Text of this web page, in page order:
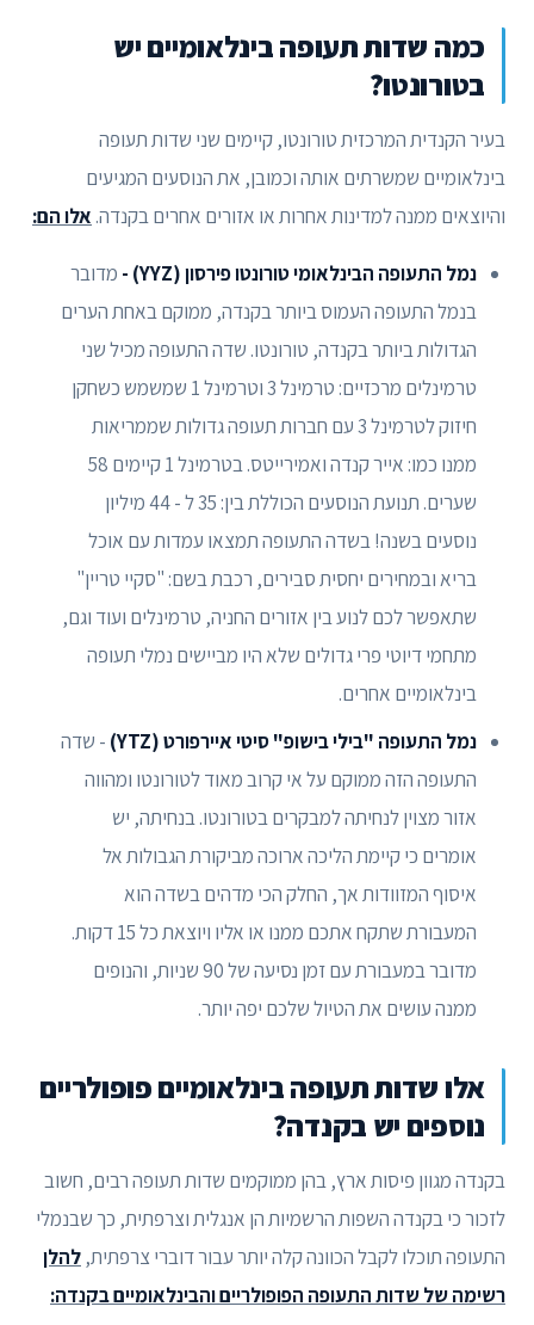
כמה שדות תעופה בינלאומיים יש
בטורונטו?
בעיר הקנדית המרכזית טורונטו, קיימים שני שדות תעופה
בינלאומיים שמשרתים אותה וכמובן, את הנוסעים המגיעים
והיוצאים ממנה למדינות אחרות או אזורים אחרים בקנדה. אלו הם:
נמל התעופה הבינלאומי טורונטו פירסון (YYZ) -
מדובר
בנמל התעופה העמוס ביותר בקנדה, ממוקם באחת הערים
הגדולות ביותר בקנדה, טורונטו. שדה התעופה מכיל שני
טרמינלים מרכזיים: טרמינל 3 וטרמינל 1 שמשמש כשחקן
חיזוק לטרמינל 3 עם חברות תעופה גדולות שממריאות
ממנו כמו: אייר קנדה ואמירייטס. בטרמינל 1 קיימים 58
שערים. תנועת הנוסעים הכוללת בין: 35 ל - 44 מיליון
נוסעים בשנה! בשדה התעופה תמצאו עמדות עם אוכל
בריא ובמחירים יחסית סבירים, רכבת בשם: "סקיי טריין"
שתאפשר לכם לנוע בין אזורים החניה, טרמינלים ועוד וגם,
מתחמי דיוטי פרי גדולים שלא היו מביישים נמלי תעופה
בינלאומיים אחרים.
נמל התעופה "בילי בישופ" סיטי איירפורט (YTZ)
- שדה
התעופה הזה ממוקם על אי קרוב מאוד לטורונטו ומהווה
אזור מצוין לנחיתה למבקרים בטורונטו. בנחיתה, יש
אומרים כי קיימת הליכה ארוכה מביקורת הגבולות אל
איסוף המזוודות אך, החלק הכי מדהים בשדה הוא
המעבורת שתקח אתכם ממנו או אליו ויוצאת כל 15 דקות.
מדובר במעבורת עם זמן נסיעה של 90 שניות, והנופים
ממנה עושים את הטיול שלכם יפה יותר.
אלו שדות תעופה בינלאומיים פופולריים
נוספים יש בקנדה?
בקנדה מגוון פיסות ארץ, בהן ממוקמים שדות תעופה רבים, חשוב
לזכור כי בקנדה השפות הרשמיות הן אנגלית וצרפתית, כך שבנמלי
התעופה תוכלו לקבל הכוונה קלה יותר עבור דוברי צרפתית, להלן
רשימה של שדות התעופה הפופולריים והבינלאומיים בקנדה: